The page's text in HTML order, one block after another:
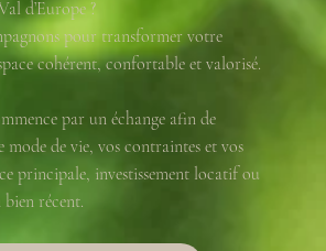
d’Europe ?
pour transformer votre
cohérent, confortable et valorisé.
par un échange afin de
mode de vie, vos contraintes et vos
principale, investissement locatif ou
récent.